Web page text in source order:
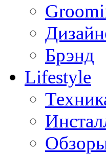
Брэнд
Lifestyle